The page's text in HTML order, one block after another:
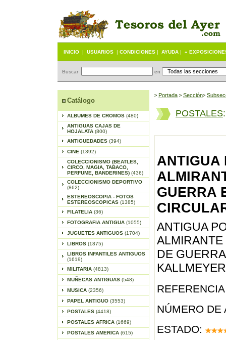
INICIO | USUARIOS | CONDICIONES | AYUDA | «
Buscar en
Catálogo
ALBUMES DE CROMOS (480)
ANTIGUAS CAJAS DE
HOJALATA (800)
ANTIGUEDADES (394)
CINE (1392)
COLECCIONISMO (BEATLES,
CIRCO, MAGIA, TABACO,
PERFUME, BANDERINES) (436)
COLECCIONISMO DEPORTIVO
(862)
ESTEREOSCOPIA - FOTOS
ESTEREOSCOPICAS (1385)
FILATELIA (36)
FOTOGRAFIA ANTIGUA (1055)
JUGUETES ANTIGUOS (1704)
LIBROS (1875)
LIBROS INFANTILES ANTIGUOS
(1619)
MILITARIA (4813)
MUÑECAS ANTIGUAS (548)
MUSICA (2356)
PAPEL ANTIGUO (3553)
POSTALES (4418)
POSTALES AFRICA (1669)
POSTALES AMERICA (615)
> Portada > Sección>
POSTALES
ANTIGUA
GUERRA
ANTIGUA
DE
NÚMERO DE
ESTADO: